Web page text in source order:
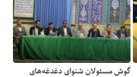
گوش مسئولان شنوای دغدغه‎‌های